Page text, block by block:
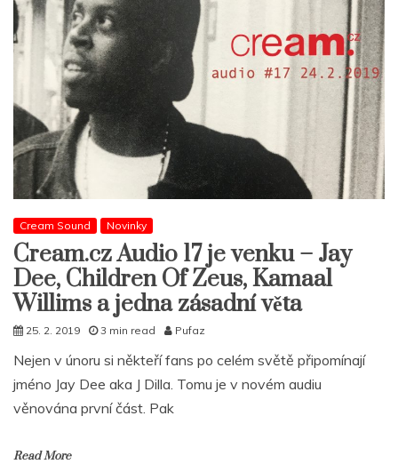
Cream Sound Novinky
Cream.cz Audio 17 je venku – Jay
Dee, Children Of Zeus, Kamaal
Willims a jedna zásadní věta
25. 2. 2019 3 min read Pufaz
Nejen v únoru si někteří fans po celém světě připomínají
jméno Jay Dee aka J Dilla. Tomu je v novém audiu
věnována první část. Pak
Read More